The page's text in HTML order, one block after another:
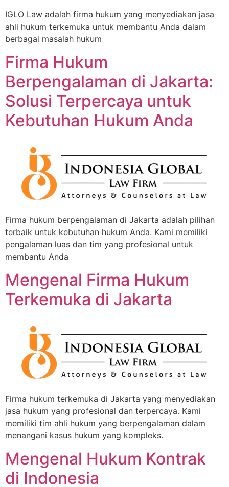
IGLO Law adalah firma hukum yang menyediakan jasa
ahli hukum terkemuka untuk membantu Anda dalam
berbagai masalah hukum
Firma Hukum
Berpengalaman di Jakarta:
Solusi Terpercaya untuk
Kebutuhan Hukum Anda
Firma hukum berpengalaman di Jakarta adalah pilihan
terbaik untuk kebutuhan hukum Anda. Kami memiliki
pengalaman luas dan tim yang profesional untuk
membantu Anda
Mengenal Firma Hukum
Terkemuka di Jakarta
Firma hukum terkemuka di Jakarta yang menyediakan
jasa hukum yang profesional dan terpercaya. Kami
memiliki tim ahli hukum yang berpengalaman dalam
menangani kasus hukum yang kompleks.
Mengenal Hukum Kontrak
di Indonesia